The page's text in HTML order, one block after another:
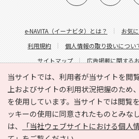
当サイトでは、利用者が当サイトを閲
上およびサイトの利用状況把握のため
を使用しています。当サイトでは閲覧
ッキーの使用に同意されたものとみな
は、
「当社ウェブサイトにおける個人
e-NAVITA（イーナビタ）とは？ お気
利用規約
個人情報の取り扱いについ
サイトマップ
広告掲載に関する
サイトの内容に関するお問